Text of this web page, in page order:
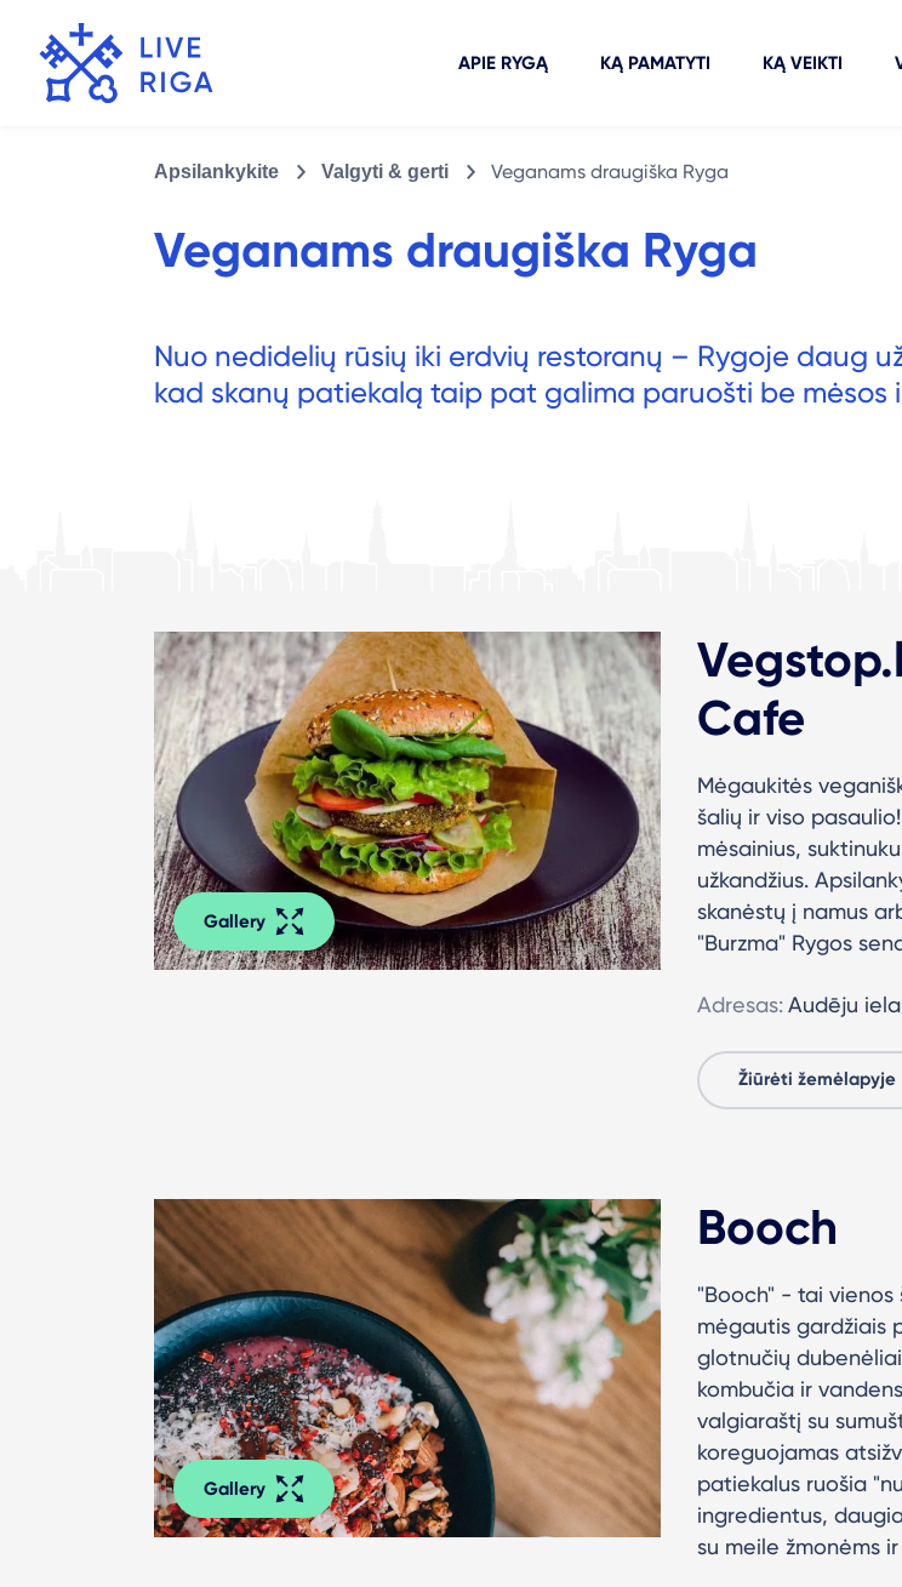
APIE RYGĄ KĄ PAMATYTI KĄ VEIKTI
Apsilankykite Valgyti & gerti Veganams draugiška Ryga
Veganams draugiška Ryga
Nuo nedidelių rūsių iki erdvių restoranų – Rygoje daug
kad skanų patiekalą taip pat galima paruošti be mėsos
Gallery
Cafe
Mėgaukitės
šalių ir viso
mėsainius,
užkandžius.
skanėstų į namus
"Burzma" Rygos
Adresas: Audēju
Žiūrėti žemėlapyje
Gallery
Booch
"Booch" - tai
mėgautis gardžiais
glotnučių
kombučia ir
valgiaraštį su
koreguojamas
patiekalus ruošia
ingredientus,
su meile žmonėms